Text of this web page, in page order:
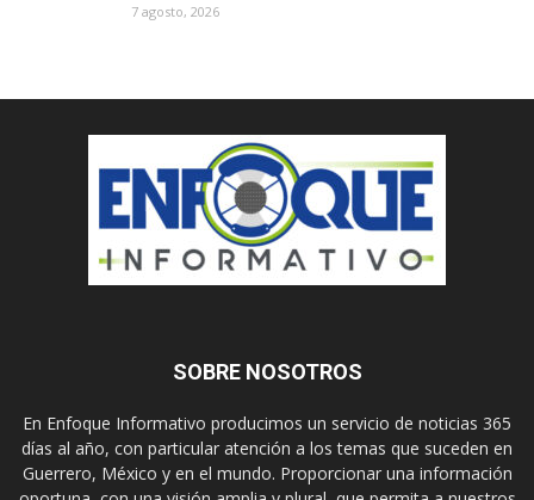
7 agosto, 2026
SOBRE NOSOTROS
En Enfoque Informativo producimos un servicio de noticias 365
días al año, con particular atención a los temas que suceden en
Guerrero, México y en el mundo. Proporcionar una información